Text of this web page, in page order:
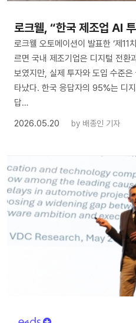
로크웰, “한국 제조업 AI
로크웰 오토메이션이 발표한 ‘제11
르면 국내 제조기업은 디지털 전환
보였지만, 실제 투자와 도입 수준
타났다. 한국 응답자의 95%는 디
답…
2026.05.20
by 배종인 기자